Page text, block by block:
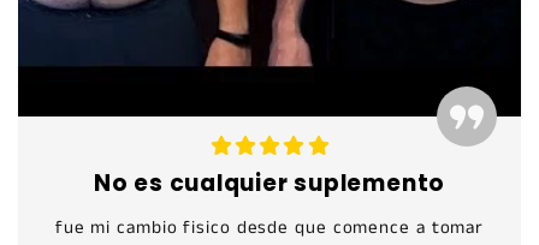
No es cualquier suplemento
fue mi cambio fisico desde que comence a tomar